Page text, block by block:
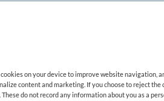
zorgpraktijk op de
is belangrijk
zorgprocessen, personeel
toekomstbestendige zorg.
rol in het omgaan met
on your device to improve website navigation,
content and marketing. If you choose to reject the
do not record any information about you as a